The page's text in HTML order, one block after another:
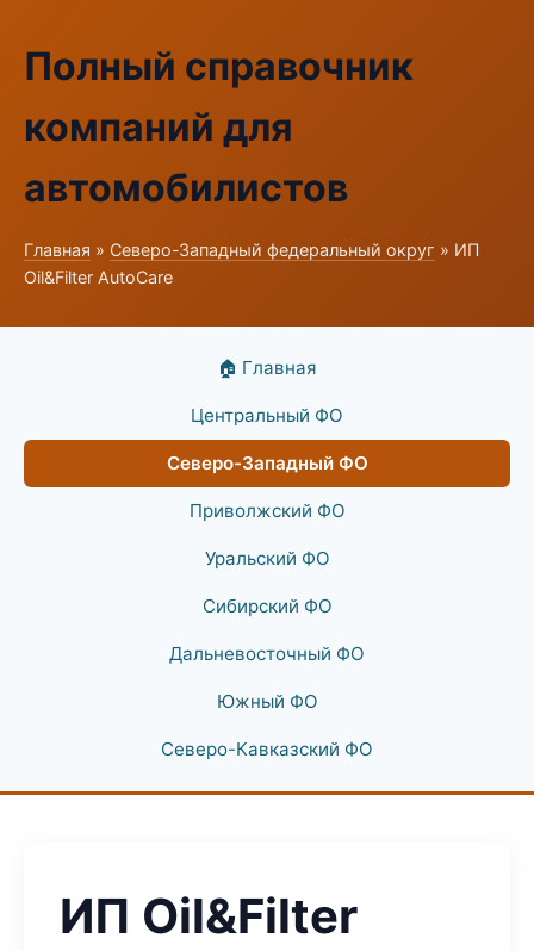
Полный справочник
компаний для
автомобилистов
Главная » Северо-Западный федеральный округ » ИП
Oil&Filter AutoCare
🏠 Главная
Центральный ФО
Северо-Западный ФО
Приволжский ФО
Уральский ФО
Сибирский ФО
Дальневосточный ФО
Южный ФО
Северо-Кавказский ФО
ИП Oil&Filter